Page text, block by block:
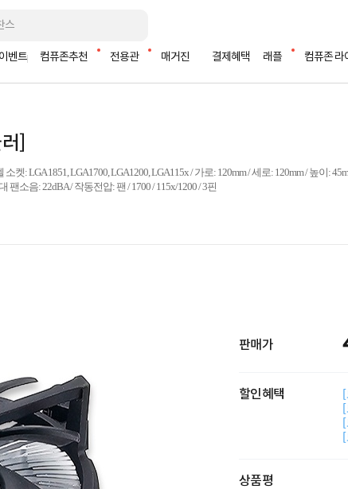
이벤트 컴퓨존추천 전용관 매거진 결제혜택 래플 컴퓨존 라
]
켓: LGA 1851, LGA1700, LGA1200, LGA115x / 가로: 120mm / 세로: 120mm / 높이:
팬소음: 22dBA / 작동전압: 팬 / 1700 / 115x/1200 / 3핀
판매가
할인혜택
상품평